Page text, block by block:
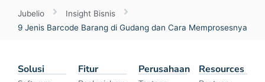
Jubelio
Insight Bisnis
9 Jenis Barcode Barang di Gudang dan Cara Memprosesnya
Solusi Fitur Perusahaan Resources